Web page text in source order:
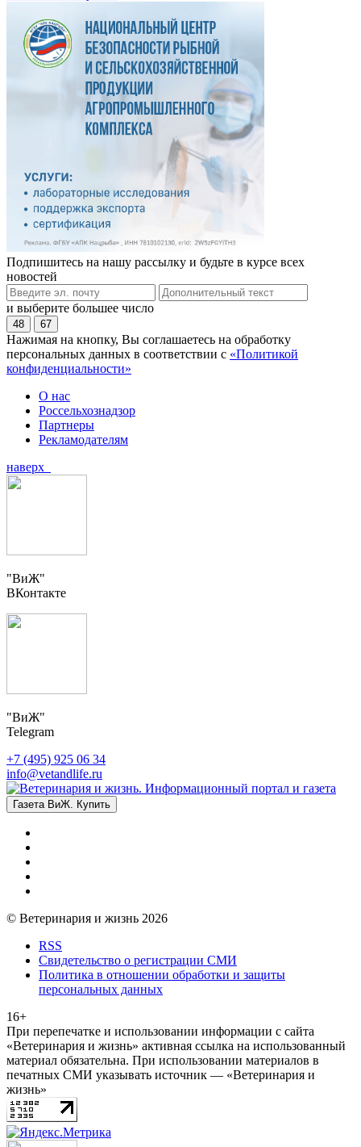
Подпишитесь на нашу рассылку и будьте в курсе всех
новостей
и выберите большее число
48 67
Нажимая на кнопку, Вы соглашаетесь на обработку
персональных данных в соответствии с «Политикой
конфиденциальности»
О нас
Россельхознадзор
Партнеры
Рекламодателям
наверх
"ВиЖ"
ВКонтакте
"ВиЖ"
Telegram
+7 (495) 925 06 34
info@vetandlife.ru
Газета ВиЖ. Купить
© Ветеринария и жизнь 2026
RSS
Свидетельство о регистрации СМИ
Политика в отношении обработки и защиты
персональных данных
16+
При перепечатке и использовании информации с сайта
«Ветеринария и жизнь» активная ссылка на использованный
материал обязательна. При использовании материалов в
печатных СМИ указывать источник — «Ветеринария и
жизнь»